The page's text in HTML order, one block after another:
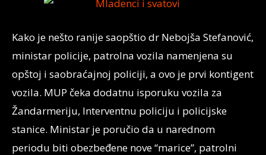
Kako je nešto ranije saopštio dr Nebojša Stefanović,
ministar policije, patrolna vozila namenjena su
opštoj i saobraćajnoj policiji, a ovo je prvi kontigent
vozila. MUP čeka dodatnu isporuku vozila za
Žandarmeriju, Interventnu policiju i policijske
stanice. Ministar je poručio da u narednom
periodu biti obezbeđene nove “marice”, patrolni